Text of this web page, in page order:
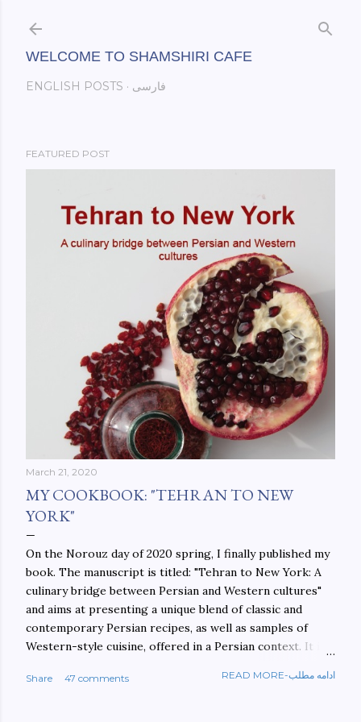
WELCOME TO SHAMSHIRI CAFE
ENGLISH POSTS فارسی
FEATURED POST
March 21, 2020
MY COOKBOOK: "TEHRAN TO NEW
YORK"
On the Norouz day of 2020 spring, I finally published my
book. The manuscript is titled: "Tehran to New York: A
culinary bridge between Persian and Western cultures"
and aims at presenting a unique blend of classic and
contemporary Persian recipes, as well as samples of
Western-style cuisine, offered in a Persian context. It is
walls. This book aims at constructing a bridge between
Share 47 comments READ MORE-ادامه مطلب